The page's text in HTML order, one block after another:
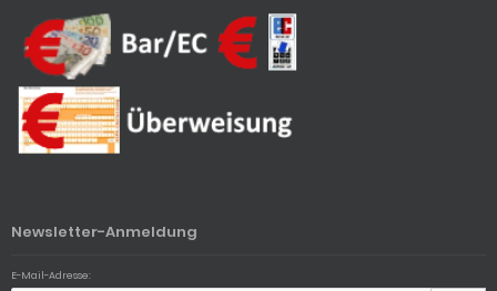
Newsletter-Anmeldung
E-Mail-Adresse: